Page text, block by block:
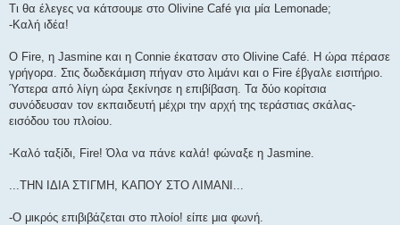
Τι θα έλεγες να κάτσουμε στο Olivine Café για μία Lemonade;
-Καλή ιδέα!
O Fire, η Jasmine και η Connie έκατσαν στο Olivine Café. Η ώρα πέρασε
γρήγορα. Στις δωδεκάμιση πήγαν στο λιμάνι και ο Fire έβγαλε εισιτήριο.
Ύστερα από λίγη ώρα ξεκίνησε η επιβίβαση. Τα δύο κορίτσια
συνόδευσαν τον εκπαιδευτή μέχρι την αρχή της τεράστιας σκάλας-
εισόδου του πλοίου.
-Καλό ταξίδι, Fire! Όλα να πάνε καλά! φώναξε η Jasmine.
...ΤΗΝ ΙΔΙΑ ΣΤΙΓΜΗ, ΚΑΠΟΥ ΣΤΟ ΛΙΜΑΝΙ...
-Ο μικρός επιβιβάζεται στο πλοίο! είπε μια φωνή.